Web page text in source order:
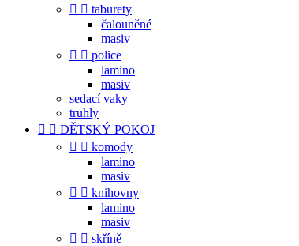
  taburety
čalouněné
masiv
  police
lamino
masiv
sedací vaky
truhly
  DĚTSKÝ POKOJ
  komody
lamino
masiv
  knihovny
lamino
masiv
  skříně